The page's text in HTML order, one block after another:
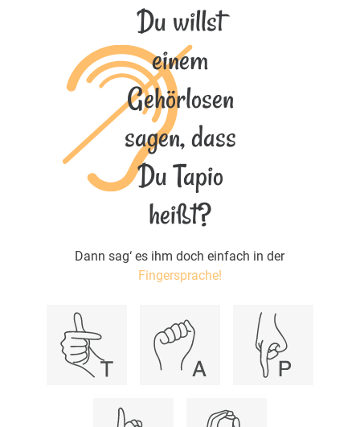
Du willst
einem
Gehörlosen
sagen, dass
Du Tapio
heißt?
Dann sag‘ es ihm doch einfach in der
Fingersprache!